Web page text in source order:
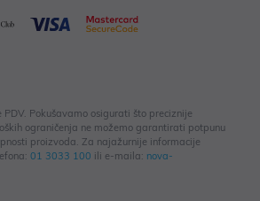
PDV. Pokušavamo osigurati što preciznije
ograničenja ne možemo garantirati potpunu
proizvoda. Za najažurnije informacije
01 3033 100 ili e-maila: nova-